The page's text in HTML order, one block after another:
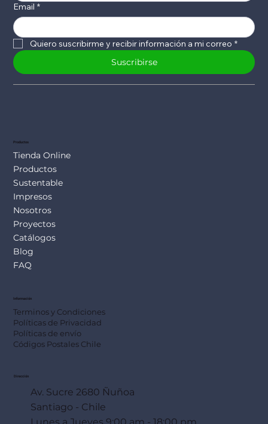
Email *
Quiero suscribirme y recibir información a mi correo *
Suscribirse
Productos
Tienda Online
Productos
Sustentable
Impresos
Nosotros
Proyectos
Catálogos
Blog
FAQ
Información
Terminos y Condiciones
Políticas de Privacidad
Políticas de envío
Códigos Postales Chile
Dirección
Av. Sucre 2680 Ñuñoa
Santiago - Chile